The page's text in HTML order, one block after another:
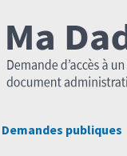
Demandes publiques